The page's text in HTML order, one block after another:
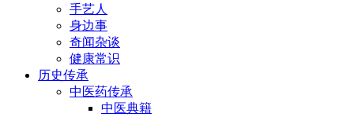
手艺人
身边事
奇闻杂谈
健康常识
历史传承
中医药传承
中医典籍